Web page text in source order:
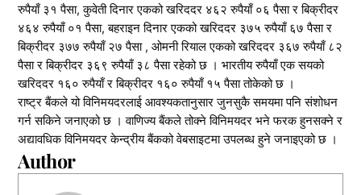
रुपैयाँ ३१ पैसा, कुवेती दिनार एकको खरिददर ४६२ रुपैयाँ ०६ पैसा र बिक्रीदर
४६४ रुपैयाँ ०१ पैसा, बहराइन दिनार एकको खरिददर ३७५ रुपैयाँ ६७ पैसा र
बिक्रीदर ३७७ रुपैयाँ २७ पैसा , ओमनी रियाल एकको खरिददर ३६७ रुपैयाँ ८२
पैसा र बिक्रीदर ३६९ रुपैयाँ ३८ पैसा रहेको छ । भारतीय रुपैयाँ एक सयको
खरिददर १६० रुपैयाँ र बिक्रीदर १६० रुपैयाँ १५ पैसा तोकेको छ ।
राष्ट्र बैंकले यो विनिमयदरलाई आवश्यकतानुसार जुनसुकै समयमा पनि संशोधन
गर्न सकिने जनाएको छ । वाणिज्य बैंकले तोक्ने विनिमयदर भने फरक हुनसक्ने र
अद्यावधिक विनिमयदर केन्द्रीय बैंकको वेबसाइटमा उपलब्ध हुने जनाइएको छ ।
Author